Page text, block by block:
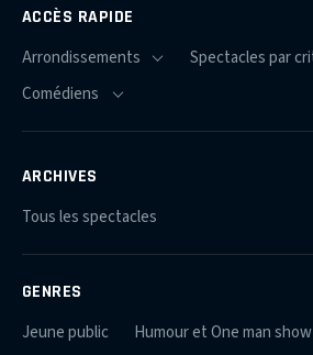
ACCÈS RAPIDE
ARCHIVES
Tous les spectacles
GENRES
Jeune public
Humour et One man show